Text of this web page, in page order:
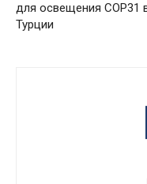
для освещения COP31
Турции